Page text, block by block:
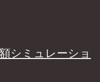
シミュレーショ